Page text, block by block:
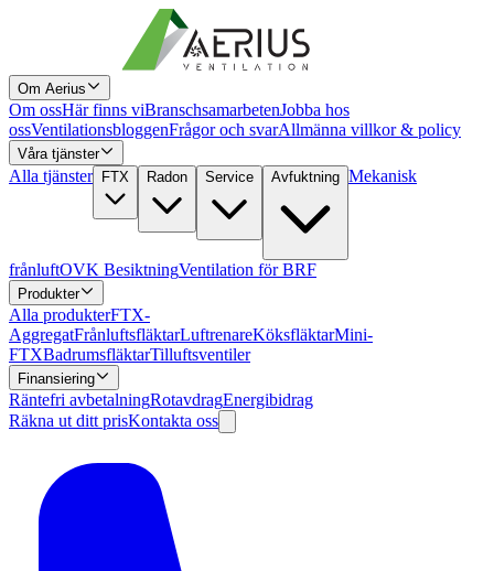
Om Aerius
Om ossHär finns viBranschsamarbetenJobba hos
ossVentilationsbloggenFrågor och svarAllmänna villkor & policy
Våra tjänster
Alla tjänster FTX Radon Service Avfuktning Mekanisk
frånluftOVK BesiktningVentilation för BRF
Produkter
Alla produkterFTX-
AggregatFrånluftsfläktarLuftrenareKöksfläktarMini-
FTXBadrumsfläktarTilluftsventiler
Finansiering
Räntefri avbetalningRotavdragEnergibidrag
Räkna ut ditt prisKontakta oss